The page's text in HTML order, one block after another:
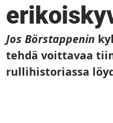
2020 Winter
Jos Börstappenin
tehdä voittavaa
rullihistoriassa